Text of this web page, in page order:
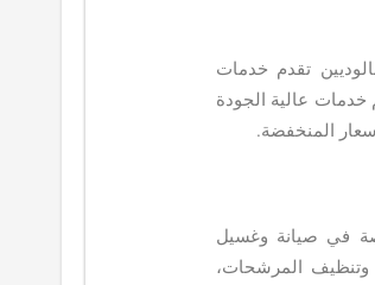
تقدم خدمات
عالية الجودة
المنخفضة.
في صيانة وغسيل
وتنظيف المرشحات،